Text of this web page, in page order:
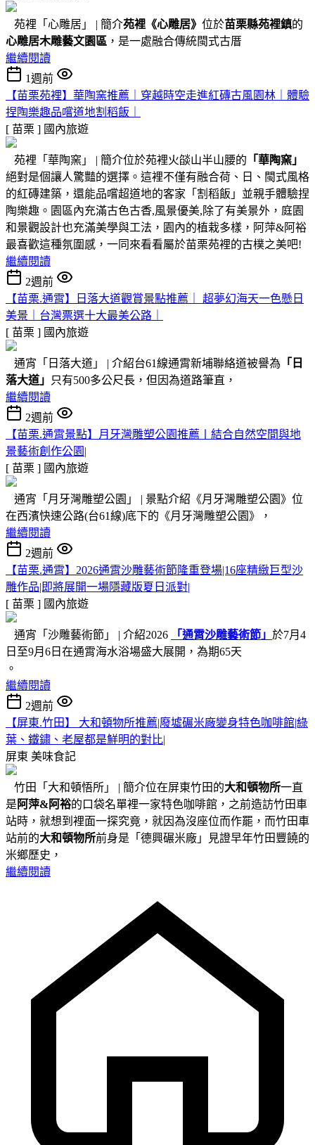
苑裡「心雕居」 | 簡介苑裡 《心雕居》 位於苗栗縣苑裡鎮的
心雕居木雕藝文園區 ，是一處融合傳統閩式古厝
繼續閱讀
1週前
【苗栗苑裡】華陶窯推薦｜穿越時空走進紅磚古風園林｜體驗
捏陶樂趣品嚐道地割稻飯｜
[ 苗栗 ] 國內旅遊
苑裡「華陶窯」 | 簡介位於苑裡火燄山半山腰的 「華陶窯」
絕對是個讓人驚豔的選擇。這裡不僅有融合荷、日、閩式風格
的紅磚建築，還能品嚐超道地的客家「割稻飯」並親手體驗捏
陶樂趣。園區內充滿古色古香,風景優美,除了有美景外，庭園
和景觀設計也充滿美學與工法，園內的植栽多樣，阿萍&阿裕
最喜歡這種氛圍感，一同來看看屬於苗栗苑裡的古樸之美吧!
繼續閱讀
2週前
【苗栗.通霄】日落大道觀賞景點推薦｜ 超夢幻海天一色懸日
美景｜台灣票選十大最美公路｜
[ 苗栗 ] 國內旅遊
通宵「日落大道」 | 介紹台61線通霄新埔聯絡道被譽為 「日
落大道」
只有500多公尺長，但因為道路筆直，
繼續閱讀
2週前
【苗栗.通霄景點】月牙灣雕塑公園推薦〡結合自然空間與地
景藝術創作公園|
[ 苗栗 ] 國內旅遊
通宵「月牙灣雕塑公園」 | 景點介紹《月牙灣雕塑公園》位
在西濱快速公路(台61線)底下的《月牙灣雕塑公園》，
繼續閱讀
2週前
【苗栗.通霄】2026通霄沙雕藝術節隆重登場|16座精緻巨型沙
雕作品|即將展開一場隱藏版夏日派對|
[ 苗栗 ] 國內旅遊
通宵「沙雕藝術節」 | 介紹2026 「通霄沙雕藝術節」 於7月4
日至9月6日在通霄海水浴場盛大展開，為期65天
。
繼續閱讀
2週前
【屏東.竹田】 大和頓物所推薦|廢墟碾米廠變身特色咖啡館|綠
葉、鐵鏽、老屋都是鮮明的對比|
屏東 美味食記
竹田「大和頓悟所」 | 簡介位在屏東竹田的大和頓物所一直
是 阿萍&阿裕的口袋名單裡一家特色咖啡館，之前造訪竹田車
站時，就想到裡面一探究竟，就因為沒座位而作罷，而竹田車
站前的大和頓物所前身是「德興碾米廠」見證早年竹田豐饒的
米鄉歷史，
繼續閱讀